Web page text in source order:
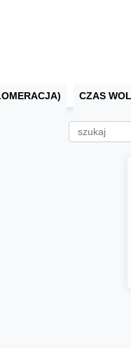
CZAS